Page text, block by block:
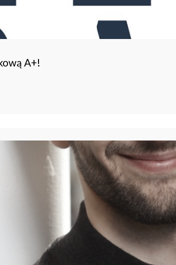
A+!